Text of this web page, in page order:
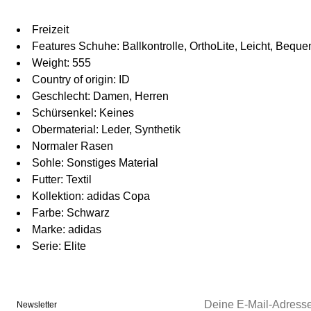
Freizeit
Features Schuhe: Ballkontrolle, OrthoLite, Leicht,
Weight: 555
Country of origin: ID
Geschlecht: Damen, Herren
Schürsenkel: Keines
Obermaterial: Leder, Synthetik
Normaler Rasen
Sohle: Sonstiges Material
Futter: Textil
Kollektion: adidas Copa
Farbe: Schwarz
Marke: adidas
Serie: Elite
Newsletter